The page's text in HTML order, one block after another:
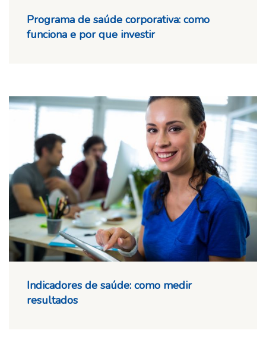
Programa de saúde corporativa: como
funciona e por que investir
Indicadores de saúde: como medir
resultados